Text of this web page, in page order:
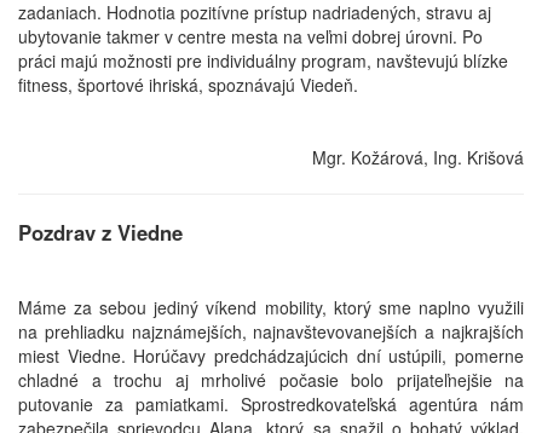
zadaniach. Hodnotia pozitívne prístup nadriadených, stravu aj
ubytovanie takmer v centre mesta na veľmi dobrej úrovni. Po
práci majú možnosti pre individuálny program, navštevujú blízke
fitness, športové ihriská, spoznávajú Viedeň.
Mgr. Kožárová, Ing. Krišová
Pozdrav z Viedne
Máme za sebou jediný víkend mobility, ktorý sme naplno využili
na prehliadku najznámejších, najnavštevovanejších a najkrajších
miest Viedne. Horúčavy predchádzajúcich dní ustúpili, pomerne
chladné a trochu aj mrholivé počasie bolo prijateľnejšie na
putovanie za pamiatkami. Sprostredkovateľská agentúra nám
zabezpečila sprievodcu Alana, ktorý sa snažil o bohatý výklad.